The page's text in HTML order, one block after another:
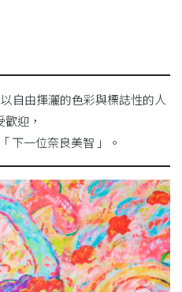
自由揮灑的色彩與標誌性的人
迎，
下一位奈良美智 」。